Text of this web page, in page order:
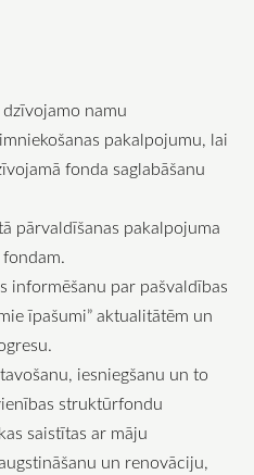
namu
pakalpojumu, lai
fonda saglabāšanu
pārvaldīšanas pakalpojuma
informēšanu par pašvaldības
īpašumi” aktualitātēm un
iesniegšanu un to
struktūrfondu
saistītas ar māju
un renovāciju,